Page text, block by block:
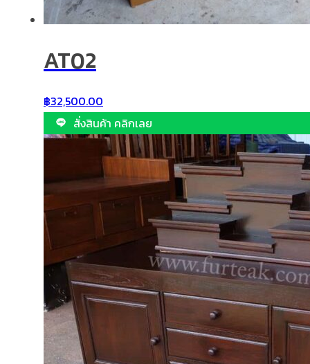
AT02
฿32,500.00
สั่งสินค้า คลิกเลย